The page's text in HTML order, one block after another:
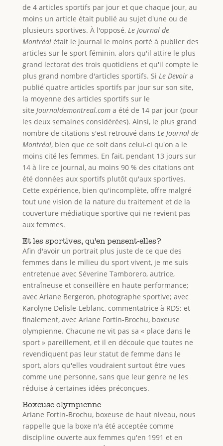
de 4 articles sportifs par jour et que chaque jour, au
moins un article était publié au sujet d'une ou de
plusieurs sportives. À l'opposé, Le Journal de
Montréalétait le journal le moins porté à publier des
articles sur le sport féminin, alors qu'il attire le plus
grand lectorat des trois quotidiens et qu'il compte le
plus grand nombre d'articles sportifs. Si Le Devoira
publié quatre articles sportifs par jour sur son site,
la moyenne des articles sportifs sur le
site Journaldemontreal.coma été de 14 par jour (pour
les deux semaines considérées). Ainsi, le plus grand
nombre de citations s'est retrouvé dans Le Journal de
Montréal, bien que ce soit dans celui-ci qu'on a le
moins cité les femmes. En fait, pendant 13 jours sur
14 à lire ce journal, au moins 90 % des citations ont
été données aux sportifs plutôt qu'aux sportives.
Cette expérience, bien qu'incomplète, offre malgré
tout une vision de la nature du traitement et de la
couverture médiatique sportive qui ne revient pas
aux femmes.
Et les sportives, qu'en pensent-elles?
Afin d'avoir un portrait plus juste de ce que des
femmes dans le milieu du sport vivent, je me suis
entretenue avec Séverine Tamborero, autrice,
entraîneuse et conseillère en haute performance;
avec Ariane Bergeron, photographe sportive; avec
Karolyne Delisle-Leblanc, commentatrice à RDS; et
finalement, avec Ariane Fortin-Brochu, boxeuse
olympienne. Chacune ne vit pas sa « place dans le
sport » pareillement, et il en découle que toutes ne
revendiquent pas leur statut de femme dans le
sport, alors qu'elles voudraient surtout être vues
comme une personne, sans que leur genre ne les
réduise à certaines idées préconçues.
Boxeuse olympienne
Ariane Fortin-Brochu, boxeuse de haut niveau, nous
rappelle que la boxe n'a été acceptée comme
discipline ouverte aux femmes qu'en 1991 et en